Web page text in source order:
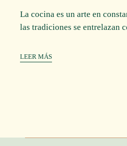
La cocina es un arte en
las tradiciones se entrelazan
LEER MÁS